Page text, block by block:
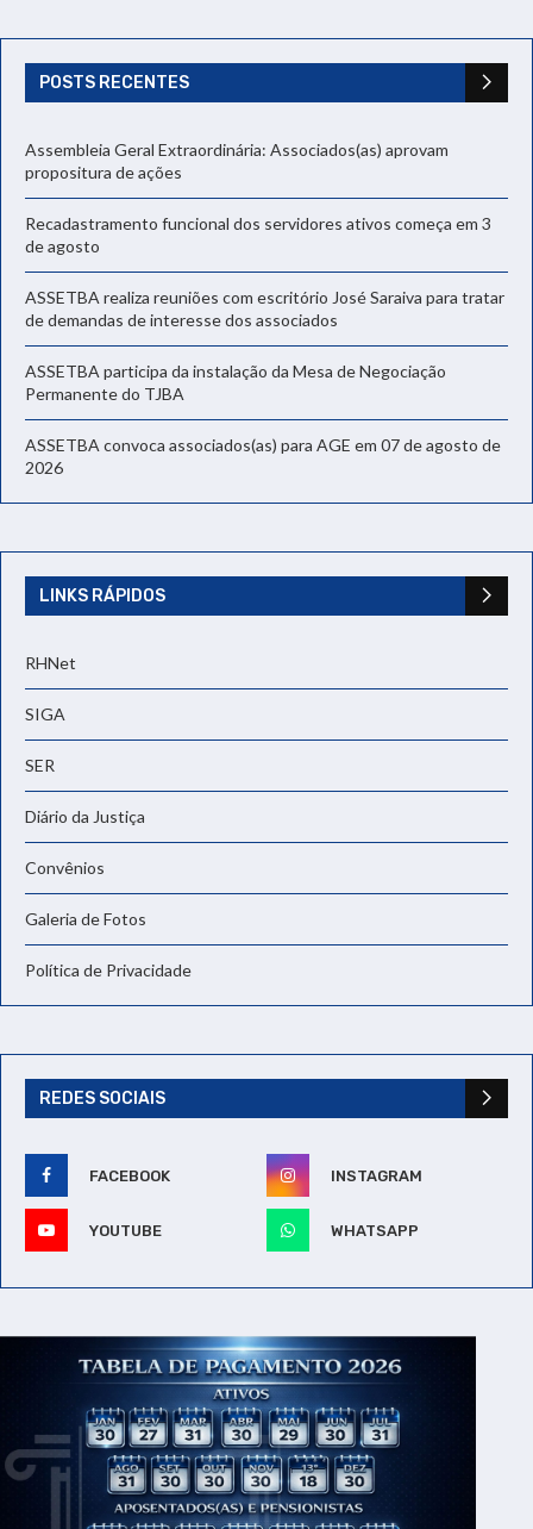
POSTS RECENTES
Assembleia Geral Extraordinária: Associados(as) aprovam
propositura de ações
Recadastramento funcional dos servidores ativos começa em 3
de agosto
ASSETBA realiza reuniões com escritório José Saraiva para tratar
de demandas de interesse dos associados
ASSETBA participa da instalação da Mesa de Negociação
Permanente do TJBA
ASSETBA convoca associados(as) para AGE em 07 de agosto de
2026
LINKS RÁPIDOS
RHNet
SIGA
SER
Diário da Justiça
Convênios
Galeria de Fotos
Política de Privacidade
REDES SOCIAIS
FACEBOOK INSTAGRAM
YOUTUBE WHATSAPP